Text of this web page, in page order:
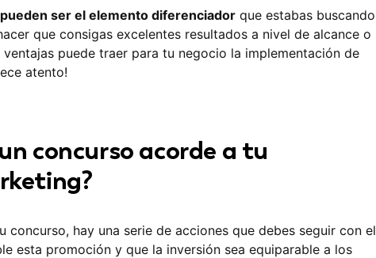
ser el elemento diferenciador que estabas buscando
que consigas excelentes resultados a nivel de alcance o
ventajas puede traer para tu negocio la implementación de
atento!
concurso acorde a tu
concurso, hay una serie de acciones que debes seguir con el
esta promoción y que la inversión sea equiparable a los